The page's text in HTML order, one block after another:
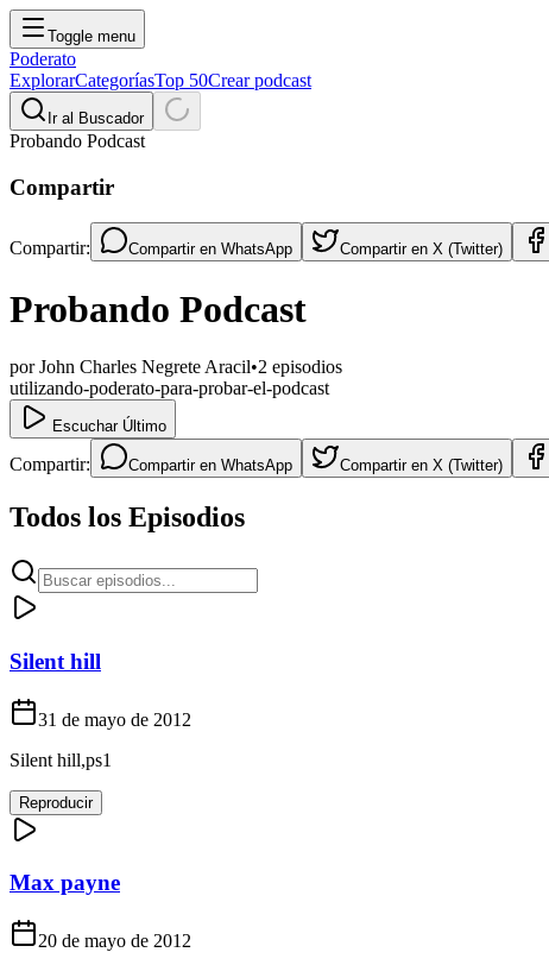
Toggle menu
Poderato
ExplorarCategoríasTop 50Crear podcast
Ir al Buscador
Probando Podcast
Compartir
Compartir: Compartir en WhatsApp Compartir en X (Twitter)
Probando Podcast
porJohn Charles Negrete Aracil•2 episodios
utilizando-poderato-para-probar-el-podcast
Escuchar Último
Compartir: Compartir en WhatsApp Compartir en X (Twitter)
Todos los Episodios
Silent hill
31 de mayo de 2012
Silent hill,ps1
Reproducir
Max payne
20 de mayo de 2012